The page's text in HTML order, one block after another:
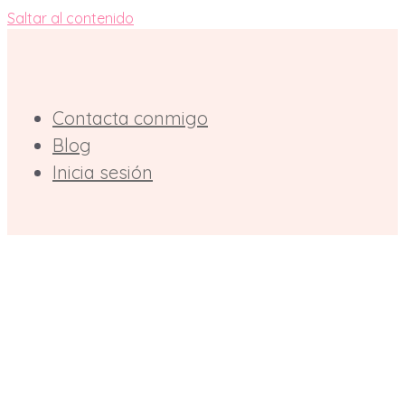
Saltar al contenido
Contacta conmigo
Blog
Inicia sesión